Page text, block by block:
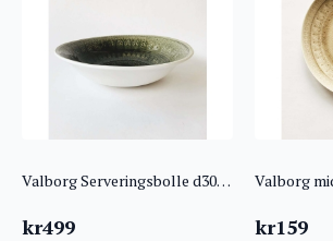
Valborg Serveringsbolle d30 grønn
kr499 kr159